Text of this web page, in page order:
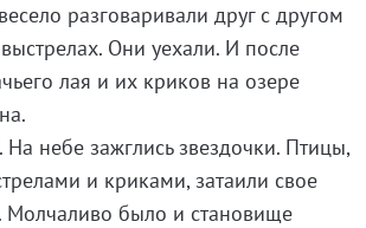
разговаривали друг с другом
Они уехали. И после
лая и их криков на озере
На небе зажглись звездочки. Птицы,
и криками, затаили свое
Молчаливо было и становище